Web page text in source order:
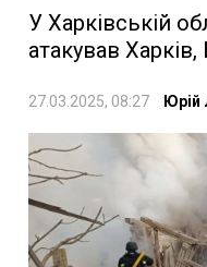
У Харківській
атакував
27.03.2025, 08:27 Юрій